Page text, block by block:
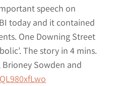
speech on
today and it contained
One Downing Street
The story in 4 mins.
Sowden and